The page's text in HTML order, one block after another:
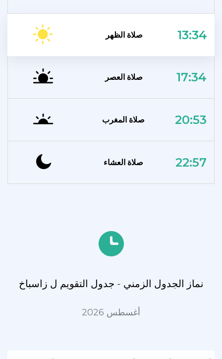
صلاة الظهر 13:34
صلاة العصر 17:34
صلاة المغرب 20:53
صلاة العشاء 22:57
نماز الجدول الزمني - جدول التقويم ل زاسباخ
أغسطس 2026